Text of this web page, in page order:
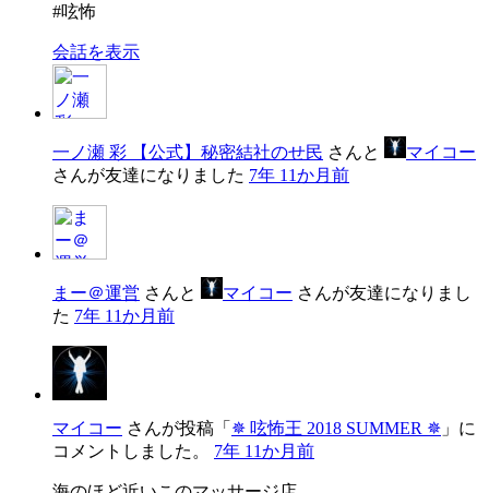
#呟怖
会話を表示
一ノ瀬 彩 【公式】秘密結社のせ民 さんと
マイコー
さんが友達になりました 7年 11か月前
まー＠運営 さんと マイコー さんが友達になりまし
た 7年 11か月前
マイコー さんが投稿「 ✵ 呟怖王 2018 SUMMER ✵ 」に
コメントしました。 7年 11か月前